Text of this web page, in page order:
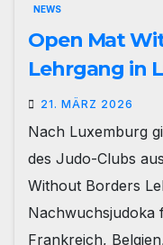
NEWS
Open Mat
Lehrgang in
21. MÄRZ 2026
Nach Luxemburg
des Judo-Clubs
Without Borders
Nachwuchsjudoka
Frankreich,